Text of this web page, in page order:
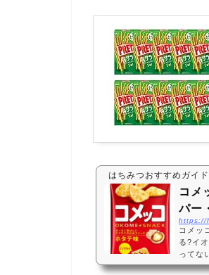
はちみつおすすめガイド
コメ
パー
https://
コメッ
る?イ
ってな
スーパ